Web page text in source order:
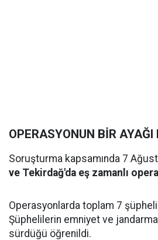
OPERASYONUN BİR
Soruşturma kapsamında 7
ve Tekirdağ'da eş zamanlı
Operasyonlarda toplam 7 şüpheli
Şüphelilerin emniyet ve
sürdüğü öğrenildi.